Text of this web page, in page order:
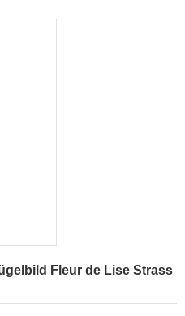
Fleur de Lise Strass